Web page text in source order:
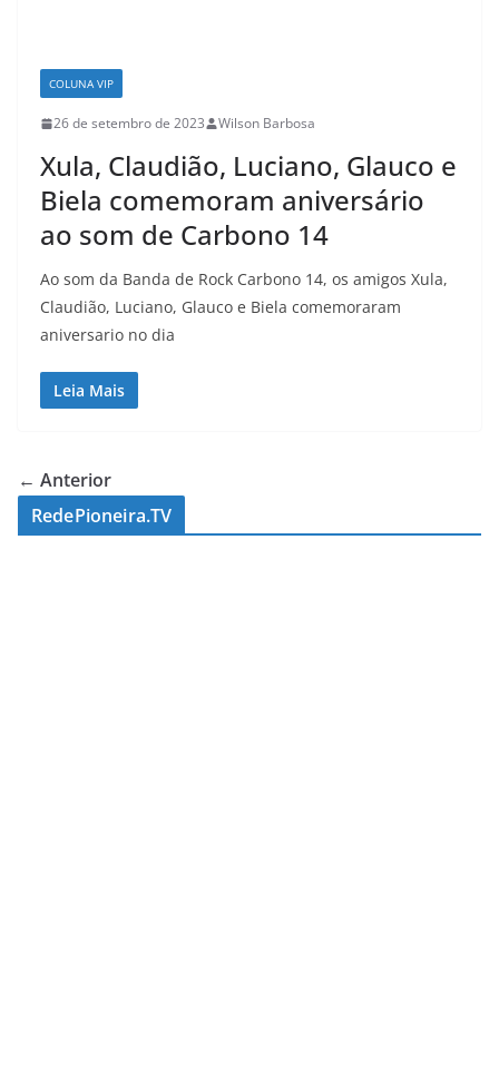
COLUNA VIP
26 de setembro de 2023 Wilson Barbosa
Xula, Claudião, Luciano, Glauco e
Biela comemoram aniversário
ao som de Carbono 14
Ao som da Banda de Rock Carbono 14, os amigos Xula,
Claudião, Luciano, Glauco e Biela comemoraram
aniversario no dia
Leia Mais
← Anterior
RedePioneira.TV